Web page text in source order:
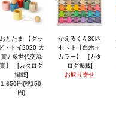
おとたま 【グッ
ド・トイ2020 大
賞 / 多世代交流
賞】 [カタログ
掲載]
1,650円(税150
円)
かえるくん30匹
セット【白木＋
カラー】 [カタ
ログ掲載]
お取り寄せ